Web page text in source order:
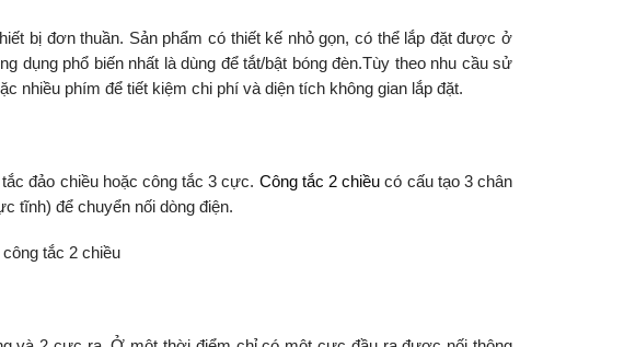
bị đơn thuần. Sản phẩm có thiết kế nhỏ gọn, có thể lắp đặt được ở
dụng phổ biến nhất là dùng để tắt/bật bóng đèn.Tùy theo nhu cầu sử
nhiều phím để tiết kiệm chi phí và diện tích không gian lắp đặt.
đảo chiều hoặc công tắc 3 cực. Công tắc 2 chiều có cấu tạo 3 chân
tĩnh) để chuyển nối dòng điện.